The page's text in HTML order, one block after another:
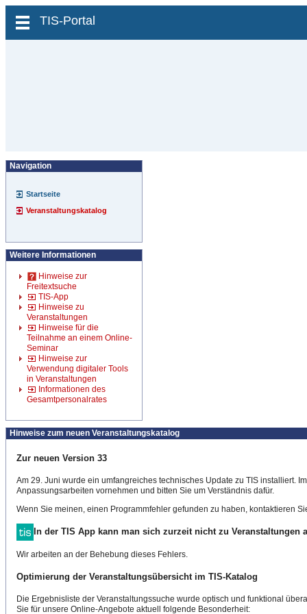
zum Inhalt wechseln
TIS-Portal
Navigation
Startseite
Veranstaltungskatalog
Weitere Informationen
Hinweise zur
Freitextsuche
TIS-App
Hinweise zu
Veranstaltungen
Hinweise für die
Teilnahme an einem Online-
Seminar
Hinweise zur
Verwendung digitaler Tools
in Veranstaltungen
Informationen des
Gesamtpersonalrates
Hinweise zum neuen Veranstaltungskatalog
Zur neuen Version 33
Am 29. Juni wurde ein umfangreiches technisches Update zu TIS installiert.
Anpassungsarbeiten vornehmen und bitten Sie um Verständnis dafür.
Wenn Sie meinen, einen Programmfehler gefunden zu haben, kontaktieren
In der TIS App kann man sich zurzeit nicht zu Veranstaltungen
Wir arbeiten an der Behebung dieses Fehlers.
Optimierung der Veranstaltungsübersicht im TIS-Katalog
Die Ergebnisliste der Veranstaltungssuche wurde optisch und funktional
Sie für unsere Online-Angebote aktuell folgende Besonderheit: